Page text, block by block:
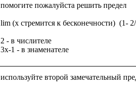
помогите пожалуйста решить предел
lim (x стремится к бесконечности)  (1-
2 - в числителе
используйте второй замечательный